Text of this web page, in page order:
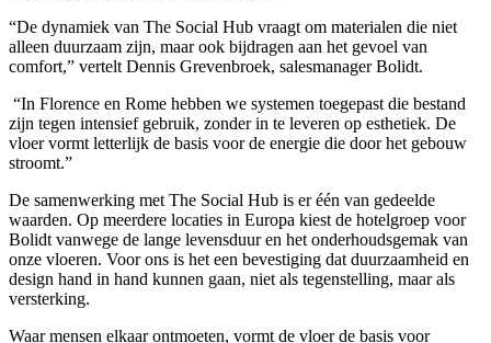
“De dynamiek van The Social Hub vraagt om materialen die niet
alleen duurzaam zijn, maar ook bijdragen aan het gevoel van
comfort,” vertelt Dennis Grevenbroek, salesmanager Bolidt.
“In Florence en Rome hebben we systemen toegepast die bestand
zijn tegen intensief gebruik, zonder in te leveren op esthetiek. De
vloer vormt letterlijk de basis voor de energie die door het gebouw
stroomt.”
De samenwerking met The Social Hub is er één van gedeelde
waarden. Op meerdere locaties in Europa kiest de hotelgroep voor
Bolidt vanwege de lange levensduur en het onderhoudsgemak van
onze vloeren. Voor ons is het een bevestiging dat duurzaamheid en
design hand in hand kunnen gaan, niet als tegenstelling, maar als
versterking.
Waar mensen elkaar ontmoeten, vormt de vloer de basis voor